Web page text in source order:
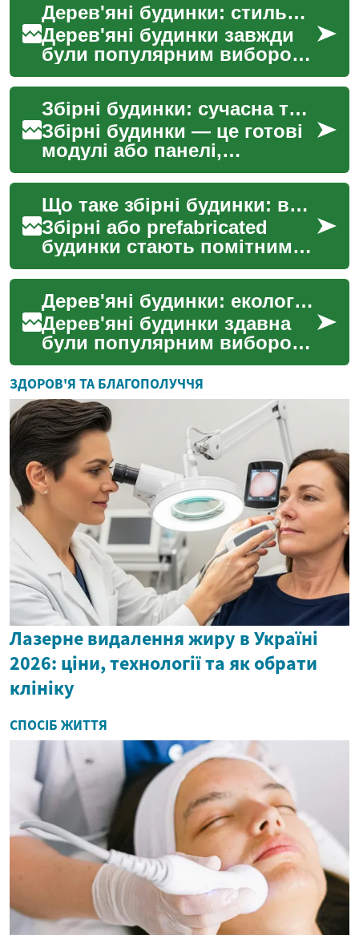
Дерев'яні будинки: стильне та екологічне житло
Дерев'яні будинки завжди
були популярним вибором
для тих, хто цінує природні
матеріали та екологічність.
У сучасному ...
Збірні будинки: сучасна та практична альтернатива будівництву
Збірні будинки — це готові
модулі або панелі,
виготовлені на заводі й
складені на місці, що
дозволяє отримати
комфорт...
Що таке збірні будинки: види, переваги та обмеження
Збірні або prefabricated
будинки стають помітним
варіантом для людей, які
шукають швидкіші та
контрольованіші процеси...
Дерев'яні будинки: екологічне та затишне житло
Дерев'яні будинки здавна
були популярним вибором
для житла в Україні та
багатьох інших країнах
світу. Ця традиційна ф...
ЗДОРОВ'Я ТА БЛАГОПОЛУЧЧЯ
Лазерне видалення жиру в Україні
2026: ціни, технології та як обрати
клініку
СПОСІБ ЖИТТЯ